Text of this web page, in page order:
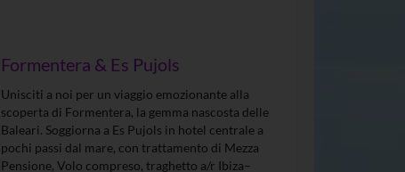
Formentera & Es Pujols
Unisciti a noi per un viaggio emozionante alla
scoperta di Formentera, la gemma nascosta delle
Baleari. Soggiorna a Es Pujols in hotel centrale a
pochi passi dal mare, con trattamento di Mezza
Pensione, Volo compreso, traghetto a/r Ibiza–